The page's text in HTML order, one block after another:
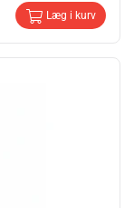
Læg i kurv